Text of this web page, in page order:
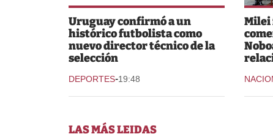
Uruguay confirmó a un
histórico futbolista como
nuevo director técnico de la
selección
DEPORTES-19:48
Milei
LAS MÁS LEIDAS